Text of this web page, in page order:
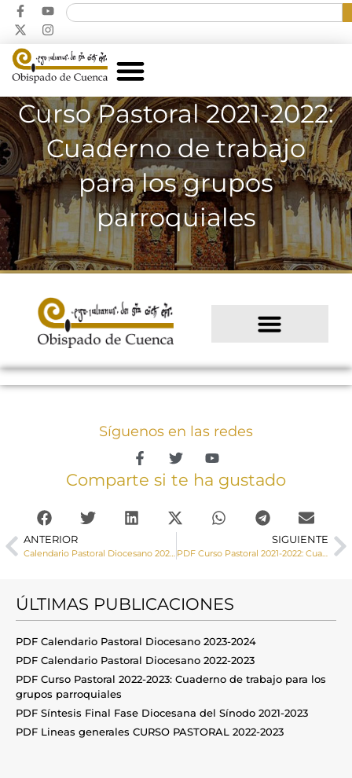
Curso Pastoral 2021-2022:
Cuaderno de trabajo
para los grupos
parroquiales
Síguenos en las redes
Comparte si te ha gustado
ANTERIOR
Calendario Pastoral Diocesano 2021-22
SIGUIENTE
PDF Curso Pastoral 2021-2022: Cuaderno de trabajo para los Arciprestazgos.
ÚLTIMAS PUBLICACIONES
PDF Calendario Pastoral Diocesano 2023-2024
PDF Calendario Pastoral Diocesano 2022-2023
PDF Curso Pastoral 2022-2023: Cuaderno de trabajo para los
grupos parroquiales
PDF Síntesis Final Fase Diocesana del Sínodo 2021-2023
PDF Lineas generales CURSO PASTORAL 2022-2023